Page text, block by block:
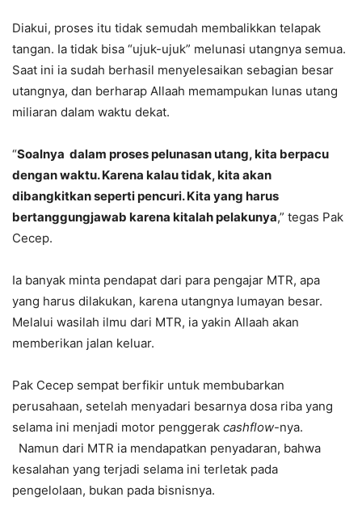
Diakui, proses itu tidak semudah membalikkan telapak
tangan. Ia tidak bisa “ujuk-ujuk” melunasi utangnya semua.
Saat ini ia sudah berhasil menyelesaikan sebagian besar
utangnya, dan berharap Allaah memampukan lunas utang
miliaran dalam waktu dekat.
“Soalnya dalam proses pelunasan utang, kita berpacu
dengan waktu. Karena kalau tidak, kita akan
dibangkitkan seperti pencuri. Kita yang harus
bertanggungjawab karena kitalah pelakunya,” tegas Pak
Cecep.
Ia banyak minta pendapat dari para pengajar MTR, apa
yang harus dilakukan, karena utangnya lumayan besar.
Melalui wasilah ilmu dari MTR, ia yakin Allaah akan
memberikan jalan keluar.
Pak Cecep sempat berfikir untuk membubarkan
perusahaan, setelah menyadari besarnya dosa riba yang
selama ini menjadi motor penggerak cashflow-nya.
Namun dari MTR ia mendapatkan penyadaran, bahwa
kesalahan yang terjadi selama ini terletak pada
pengelolaan, bukan pada bisnisnya.